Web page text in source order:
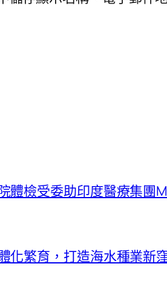
體檢受委助印度醫療集團
化繁育，打造海水種業新